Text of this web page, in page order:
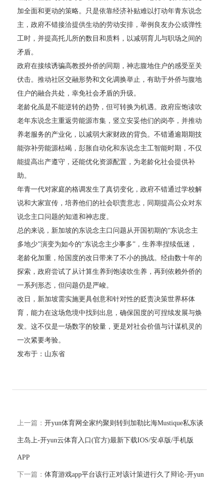
加全面和更动的策略。只是依靠经济补贴难以打动年青东说念
主，政府不错接洽提供生动的劳动安排，举例良友办公或弹性
工时，并提高托儿所的数目和质料，以减弱育儿与职场之间的
矛盾。
政府在接续诱骗高教授外侨的同期，神志腹地住户的感受至关
伏击。推动社区交融形势和文化调换举止，有助于外侨与腹地
住户的融合共处，幸免社会矛盾的升级。
老龄化虽是不能逆转的趋势，但可转换为机遇。政府应饱读吹
老年东说念主重返劳能源市集，竖立安妥他们的岗亭，并推动
养老服务的产业化，以减弱大家财政的背负。不错通逾期期技
能弥补劳能源枯竭，彭胀自动化和东说念主工智能时期，不仅
能提高出产遵守，还能优化资源配置，为老龄化社会提供补
助。
年青一代对家庭的格调发生了真切变化，政府不错通过学校解
说和大家宣传，培养他们的社会职责意志，同期提高公众对东
说念主口问题的知道和神志度。
总的来说，新加坡的东说念主口问题从开国初期的“东说念主
多地少”演变为如今的“东说念主少事多”，生养率捏续低迷，
老龄化加重，给国度的改日带来了不小的挑战。经由数十年的
探索，政府尝试了从计算生养到饱读吹生养，再到依赖外侨的
一系列形态，但问题仍是严峻。
改日，新加坡需实施更具创意和针对性的贬责决策世界杯体
育，能力在这场危境中找到出息，确保国度的可捏续发展与焕
发。这不仅是一场数字的较量，更是对社会价值与计谋机灵的
一次紧要考验。
发布于：山东省
上一篇： 开yun体育网全家约聚则转到加勒比海Mustique私东谈
主岛上-开yun云体育入口(官方)最新下载IOS/安卓版/手机版
APP
下一篇： 体育游戏app平台该行正对该计策进行久了辩论-开yun